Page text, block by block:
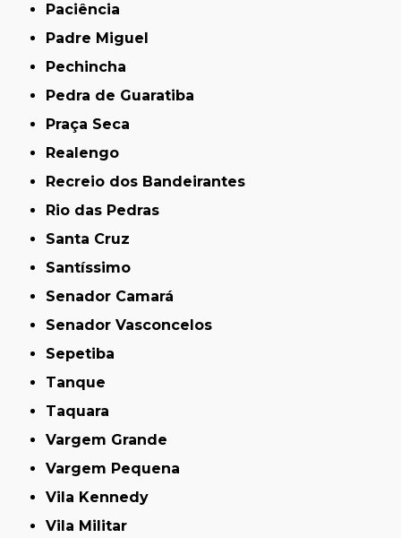
Paciência
Padre Miguel
Pechincha
Pedra de Guaratiba
Praça Seca
Realengo
Recreio dos Bandeirantes
Rio das Pedras
Santa Cruz
Santíssimo
Senador Camará
Senador Vasconcelos
Sepetiba
Tanque
Taquara
Vargem Grande
Vargem Pequena
Vila Kennedy
Vila Militar